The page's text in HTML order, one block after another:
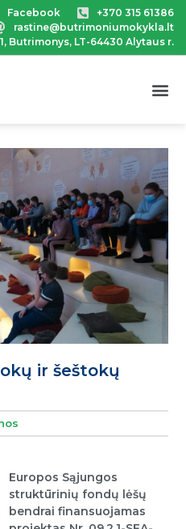
Facebook
+370 315 61386
rastine@butrimoniumokykla.lt
Butrimonys, LT-64430 Alytaus r.
ir šeštokų
Europos Sąjungos
struktūrinių fondų lėšų
bendrai finansuojamas